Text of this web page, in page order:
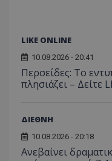
LIKE ONLINE
10.08.2026 - 20:41
Περσείδες: Το
πλησιάζει – Δείτε
ΔΙΕΘΝΗ
10.08.2026 - 20:18
Ανεβαίνει